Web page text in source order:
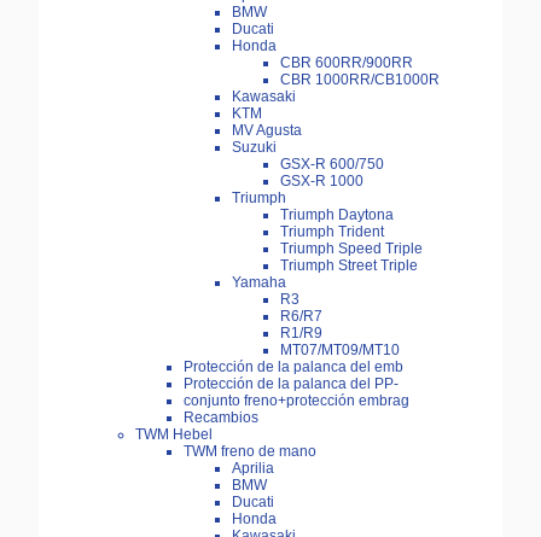
BMW
Ducati
Honda
CBR 600RR/900RR
CBR 1000RR/CB1000R
Kawasaki
KTM
MV Agusta
Suzuki
GSX-R 600/750
GSX-R 1000
Triumph
Triumph Daytona
Triumph Trident
Triumph Speed Triple
Triumph Street Triple
Yamaha
R3
R6/R7
R1/R9
MT07/MT09/MT10
Protección de la palanca del emb
Protección de la palanca del PP-
conjunto freno+protección embrag
Recambios
TWM Hebel
TWM freno de mano
Aprilia
BMW
Ducati
Honda